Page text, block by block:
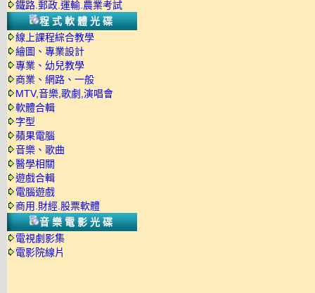
鐵路.郵政.運輸.農業考試
程式軟體光碟
線上課程綜合教學
繪圖、專業設計
專業、幼兒教學
商業、網路、一般
MTV,音樂,歌劇,演唱會
軟體合輯
字型
蘋果電腦
音樂、歌曲
醫學相關
遊戲合輯
電腦遊戲
商用.財經.股票軟體
音樂電影光碟
電視劇影集
電影院線片